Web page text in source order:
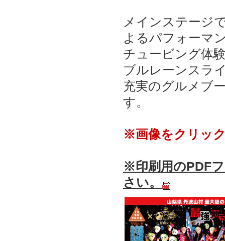
メインステージ
よるパフォーマ
チュービング体
ブルレーンスラ
充実のグルメブ
す。
※画像をクリッ
※印刷用のPDF
さい。